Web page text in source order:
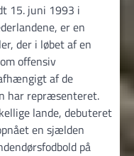
15. juni 1993 i
er en
der i løbet af en
offensiv
af de
har repræsenteret.
lande, debuteret
en sjælden
på